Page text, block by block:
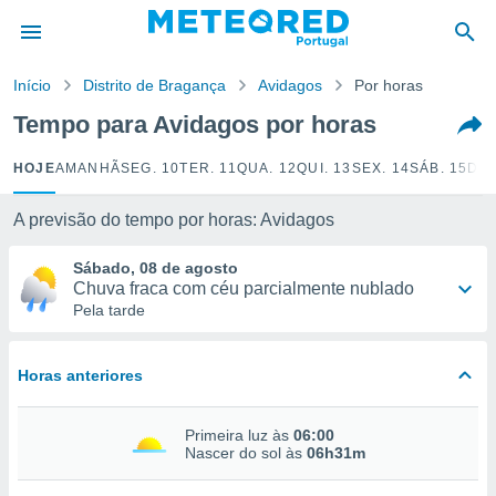
da
foi
as
fornecidas
ou
Início Distrito de Bragança Avidagos Por horas
Tempo para Avidagos por horas
HOJEAMANHÃSEG. 10TER. 11QUA. 12QUI. 13 SEX. 14SÁB. 15
A previsão do tempo por horas: Avidagos
Sábado, 08 de agosto
Chuva fraca com céu parcialmente nublado
Pela tarde
Horas anteriores
Primeira luz às 06:00
Nascer do sol às 06h31m